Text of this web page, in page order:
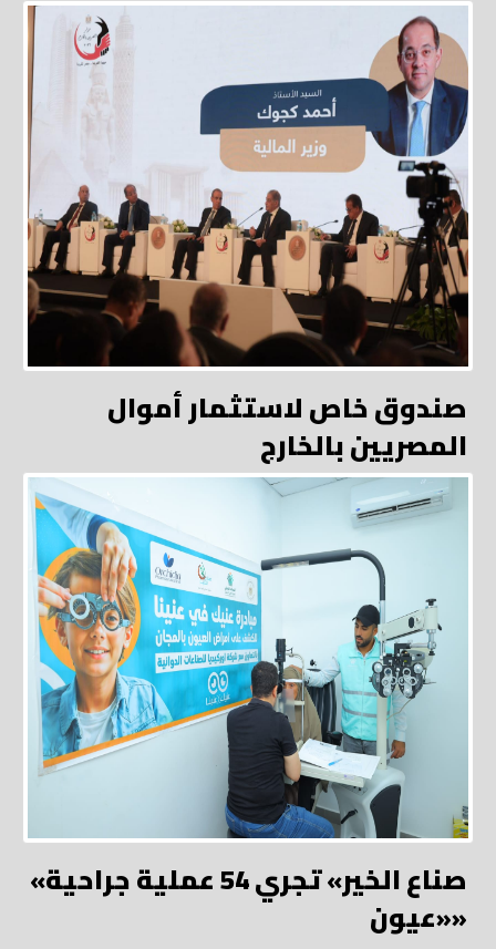
صندوق خاص لاستثمار أموال
المصريين بالخارج
«صناع الخير» تجري 54 عملية جراحية
«عيون»